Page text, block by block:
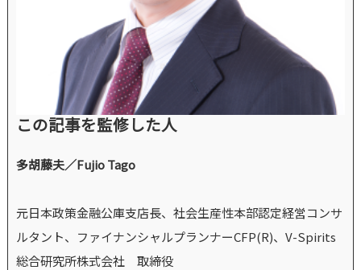
この記事を監修した人
多胡藤夫／Fujio Tago
元日本政策金融公庫支店長、社会生産性本部認定経営コンサ
ルタント、ファイナンシャルプランナーCFP(R)、V-Spirits
総合研究所株式会社 取締役